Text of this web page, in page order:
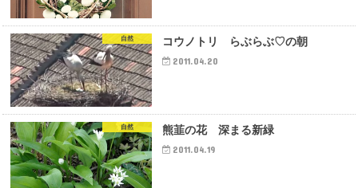
自然 コウノトリ らぶらぶ♡の朝
2011.04.20
自然 熊韮の花 深まる新緑
2011.04.19